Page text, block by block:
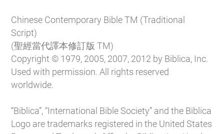
Chinese Contemporary Bible TM (Traditional
Script)
(聖經當代譯本修訂版 TM)
Copyright © 1979, 2005, 2007, 2012 by Biblica, Inc.
Used with permission. All rights reserved
worldwide.
“Biblica”, “International Bible Society” and the Biblica
Logo are trademarks registered in the United States